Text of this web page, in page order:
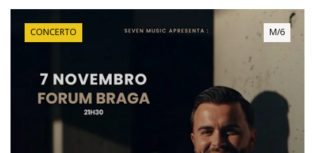
CONCERTO M/6